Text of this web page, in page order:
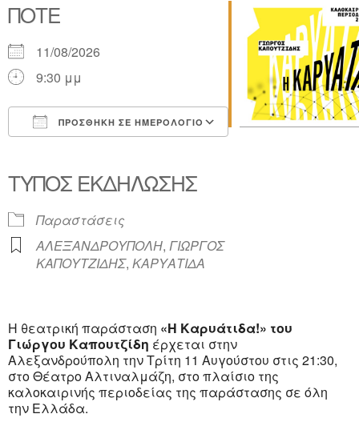
ΠΌΤΕ
11/08/2026
9:30 μμ
ΠΡΟΣΘΉΚΗ ΣΕ ΗΜΕΡΟΛΌΓΙΟ
ΤΎΠΟΣ ΕΚΔΉΛΩΣΗΣ
Παραστάσεις
ΑΛΕΞΑΝΔΡΟΥΠΟΛΗ, ΓΙΩΡΓΟΣ
ΚΑΠΟΥΤΖΙΔΗΣ, ΚΑΡΥΑΤΙΔΑ
Η θεατρική παράσταση «Η Καρυάτιδα!» του
Γιώργου Καπουτζίδη έρχεται στην
Αλεξανδρούπολη την Τρίτη 11 Αυγούστου στις 21:30,
στοΘέατρο Αλτιναλμάζη, στο πλαίσιο της
καλοκαιρινής περιοδείας της παράστασης σε όλη
την Ελλάδα.